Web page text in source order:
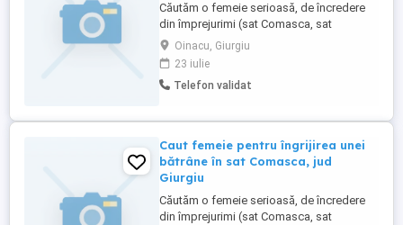
Căutăm o femeie serioasă, de încredere
din împrejurimi (sat Comasca, sat
Braniștea sau comuna Oinacu), pentru
îngrijirea unei bătrâne în satul Comasca.
Atribuții principale: Servirea mesei,
îngrijirea corporală zilnică si administrarea
Programul de lucru, sarcinile ...
Oinacu, Giurgiu
23 iulie
Telefon validat
Caut femeie pentru îngrijirea unei
bătrâne în sat Comasca, jud
Giurgiu
Căutăm o femeie serioasă, de încredere
din împrejurimi (sat Comasca, sat